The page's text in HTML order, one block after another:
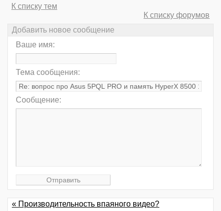
К списку тем
К списку форумов
Добавить новое сообщение
Ваше имя:
Тема сообщения:
Сообщение:
« Производительность впаяного видео?